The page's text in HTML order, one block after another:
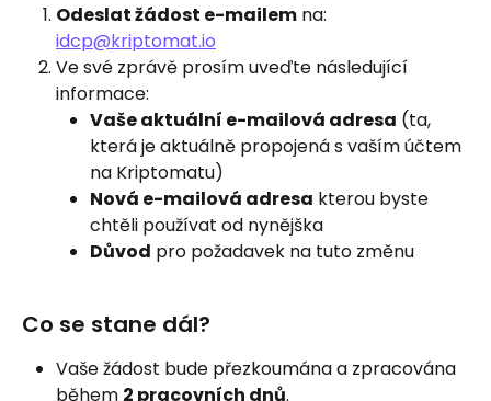
Odeslat žádost e-mailem na:
idcp@kriptomat.io
Ve své zprávě prosím uveďte následující
informace:
Vaše aktuální e-mailová adresa (ta,
která je aktuálně propojená s vaším účtem
na Kriptomatu)
Nová e-mailová adresa kterou byste
chtěli používat od nynějška
Důvod pro požadavek na tuto změnu
Co se stane dál?
Vaše žádost bude přezkoumána a zpracována
během 2 pracovních dnů.